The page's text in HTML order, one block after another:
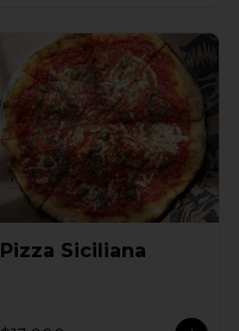
Pizza Siciliana